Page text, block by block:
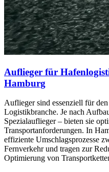
Auflieger für
Hamburg
Auflieger sind essenziell für
Logistikbranche. Je nach
Spezialauflieger – bieten sie
Transportanforderungen. In
effiziente Umschlagsprozesse
Fernverkehr und tragen zur
Optimierung von